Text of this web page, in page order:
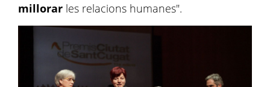
millorar les relacions humanes".